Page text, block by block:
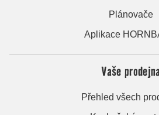
Plánovače
Aplikace
Vaše prodejna
Přehled všech